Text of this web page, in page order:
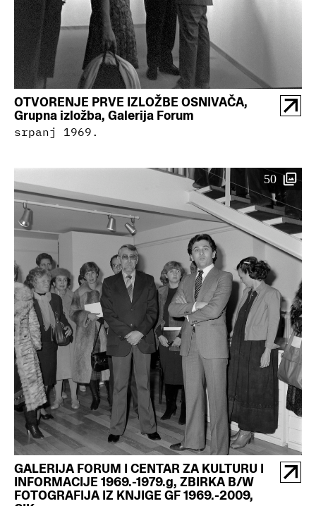
OTVORENJE PRVE IZLOŽBE OSNIVAČA,
Grupna izložba, Galerija Forum
srpanj 1969.
50
GALERIJA FORUM I CENTAR ZA KULTURU I
INFORMACIJE 1969.-1979.g, ZBIRKA B/W
FOTOGRAFIJA IZ KNJIGE GF 1969.-2009,